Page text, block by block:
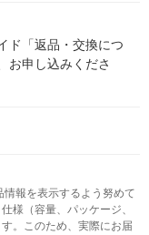
ド「返品・交換につ
お申し込みくださ
報を表示するよう努めて
様（容量、パッケージ、
。このため、実際にお届